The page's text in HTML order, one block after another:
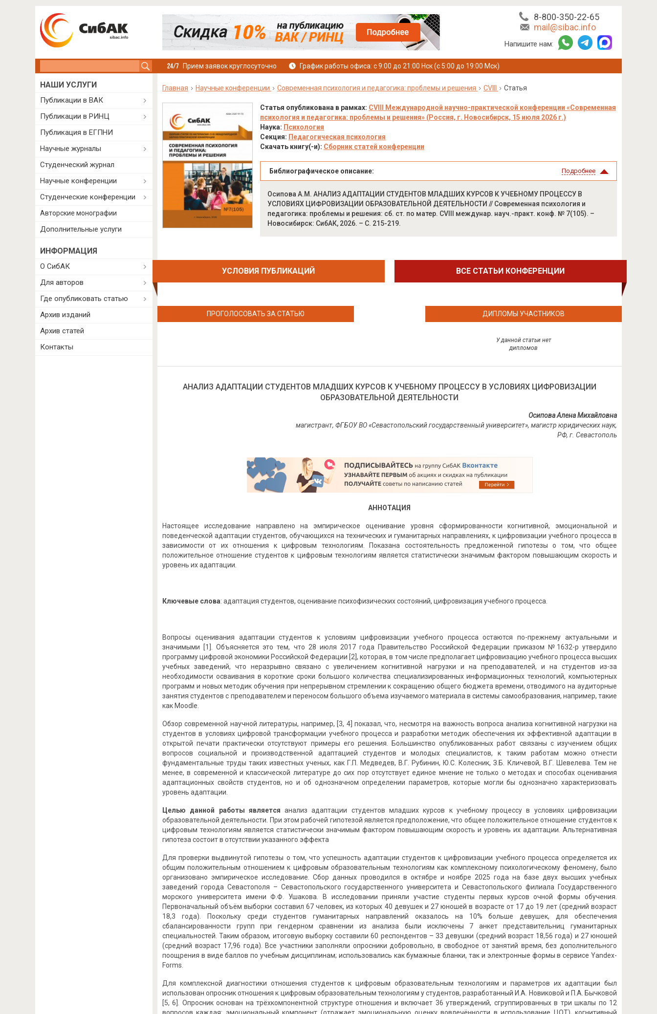
8-800-350-22-65
mail@sibac.info
Напишите нам:
Прием заявок круглосуточно График работы офиса: с 9:00 до 21:00 Нск (с 5:00 до 19:00 Мск)
Главная Научные конференции Современная психология и педагогика: проблемы и решения CVIII Статья
Статья опубликована в рамках: CVIII Международной научно-практической конференции «Современная
психология и педагогика: проблемы и решения» (Россия, г. Новосибирск, 15 июля 2026 г.)
Наука: Психология
Секция: Педагогическая психология
Скачать книгу(-и): Сборник статей конференции
Библиографическое описание: Подробнее
Осипова А.М. АНАЛИЗ АДАПТАЦИИ СТУДЕНТОВ МЛАДШИХ КУРСОВ К УЧЕБНОМУ ПРОЦЕССУ В
УСЛОВИЯХ ЦИФРОВИЗАЦИИ ОБРАЗОВАТЕЛЬНОЙ ДЕЯТЕЛЬНОСТИ // Современная психология и
педагогика: проблемы и решения: сб. ст. по матер. CVIII междунар. науч.-практ. конф. № 7(105). –
Новосибирск: СибАК, 2026. – С. 215-219.
УСЛОВИЯ ПУБЛИКАЦИЙ ВСЕ СТАТЬИ КОНФЕРЕНЦИИ
ПРОГОЛОСОВАТЬ ЗА СТАТЬЮ ДИПЛОМЫ УЧАСТНИКОВ
У данной статьи нет
дипломов
АНАЛИЗ АДАПТАЦИИ СТУДЕНТОВ МЛАДШИХ КУРСОВ К УЧЕБНОМУ ПРОЦЕССУ В УСЛОВИЯХ ЦИФРОВИЗАЦИИ
ОБРАЗОВАТЕЛЬНОЙ ДЕЯТЕЛЬНОСТИ
Осипова Алена Михайловна
магистрант, ФГБОУ ВО «Севастопольский государственный университет», магистр юридических наук,
РФ, г. Севастополь
АННОТАЦИЯ
Настоящее исследование направлено на эмпирическое оценивание уровня сформированности когнитивной, эмоциональной и
поведенческой адаптации студентов, обучающихся на технических и гуманитарных направлениях, к цифровизации учебного процесса в
зависимости от их отношения к цифровым технологиям. Показана состоятельность предложенной гипотезы о том, что общее
положительное отношение студентов к цифровым технологиям является статистически значимым фактором повышающим скорость и
уровень их адаптации
Ключевые слова: адаптация студентов, оценивание психофизических состояний, цифровизация учебного процесса.
Вопросы оценивания адаптации студентов к условиям цифровизации учебного процесса остаются по-прежнему актуальными и
значимыми [1]. Объясняется это тем, что 28 июля 2017 года Правительство Российской Федерации приказом №1632-р утвердило
программу цифровой экономики Российской Федерации [2], которая, в том числе предполагает цифровизацию учебного процесса высших
учебных заведений, что неразрывно связано с увеличением когнитивной нагрузки и на преподавателей, и на студентов из-за
необходимости осваивания в короткие сроки большого количества специализированных информационных технологий, компьютерных
программ и новых методик обучения при непрерывном стремлении к сокращению общего бюджета времени, отводимого на аудиторные
занятия студентов с преподавателем и переносом большого объема изучаемого материала в системы самообразования, например, такие
как Moodle.
Обзор современной научной литературы, например, [3, 4] показал, что, несмотря на важность вопроса анализа когнитивной нагрузки на
студентов в условиях цифровой трансформации учебного процесса и разработки методик обеспечения их эффективной адаптации в
открытой печати практически отсутствуют примеры его решения. Большинство опубликованных работ связаны с изучением общих
вопросов социальной и производственной адаптацией студентов и молодых специалистов, к таким работам можно отнести
фундаментальные труды таких известных ученых, как Г.П. Медведев, В.Г. Рубинин, Ю.С. Колесник, З.Б. Кличевой, В.Г. Шевелева. Тем не
менее, в современной и классической литературе до сих пор отсутствует единое мнение не только о методах и способах оценивания
адаптационных свойств студентов, но и об однозначном определении параметров, которые могли бы однозначно характеризовать
уровень адаптации.
Целью данной работы является анализ адаптации студентов младших курсов к учебному процессу в условиях цифровизации
образовательной деятельности. При этом рабочей гипотезой является предположение, что общее положительное отношение студентов к
цифровым технологиям является статистически значимым фактором повышающим скорость и уровень их адаптации. Альтернативная
гипотеза состоит в отсутствии указанного эффекта
Для проверки выдвинутой гипотезы о том, что успешность адаптации студентов к цифровизации учебного процесса определяется их
общим положительным отношением к цифровым образовательным технологиям как комплексному психологическому феномену, было
организовано эмпирическое исследование. Сбор данных проводился в октябре и ноябре 2025 года на базе двух высших учебных
заведений города Севастополя – Севастопольского государственного университета и Севастопольского филиала Государственного
морского университета имени Ф.Ф. Ушакова. В исследовании приняли участие студенты первых курсов очной формы обучения.
Первоначальный объём выборки составил 67 человек, из которых 40 девушек и 27 юношей в возрасте от 17 до 19 лет (средний возраст
18,3 года). Поскольку среди студентов гуманитарных направлений оказалось на 10% больше девушек, для обеспечения
сбалансированности групп при гендерном сравнении из анализа были исключены 7 анкет представительниц гуманитарных
специальностей. Таким образом, итоговую выборку составили 60 респондентов – 33 девушки (средний возраст 18,56 года) и 27 юношей
(средний возраст 17,96 года). Все участники заполняли опросники добровольно, в свободное от занятий время, без дополнительного
поощрения в виде баллов по учебным дисциплинам; использовались как бумажные бланки, так и электронные формы в сервисе Yandex-
Forms.
Для комплексной диагностики отношения студентов к цифровым образовательным технологиям и параметров их адаптации был
использован опросник отношения к цифровым образовательным технологиям у студентов, разработанный И.А. Новиковой и П.А. Бычковой
[5, 6]. Опросник основан на трёхкомпонентной структуре отношения и включает 36 утверждений, сгруппированных в три шкалы по 12
НАШИ УСЛУГИ
Публикации в ВАК
Публикации в РИНЦ
Публикация в ЕГПНИ
Научные журналы
Студенческий журнал
Научные конференции
Студенческие конференции
Авторские монографии
Дополнительные услуги
ИНФОРМАЦИЯ
О СибАК
Для авторов
Где опубликовать статью
Архив изданий
Архив статей
Контакты